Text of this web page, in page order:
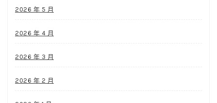
2026 年 5 月
2026 年 4 月
2026 年 3 月
2026 年 2 月